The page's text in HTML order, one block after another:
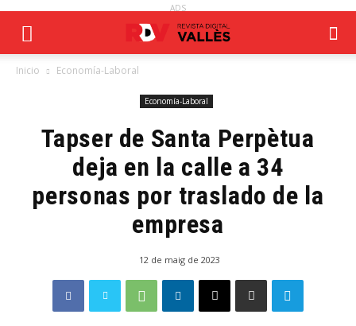
ADS
Inicio Economía-Laboral
Economía-Laboral
Tapser de Santa Perpètua
deja en la calle a 34
personas por traslado de la
empresa
12 de maig de 2023